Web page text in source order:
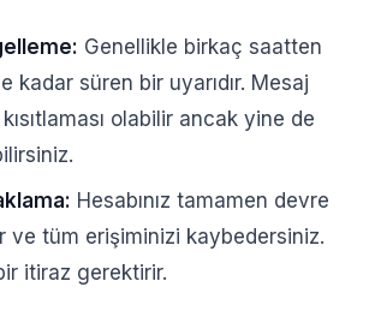
Genellikle birkaç saatten
kadar süren bir uyarıdır. Mesaj
olabilir ancak yine de
Hesabınız tamamen devre
ve tüm erişiminizi kaybedersiniz.
itiraz gerektirir.